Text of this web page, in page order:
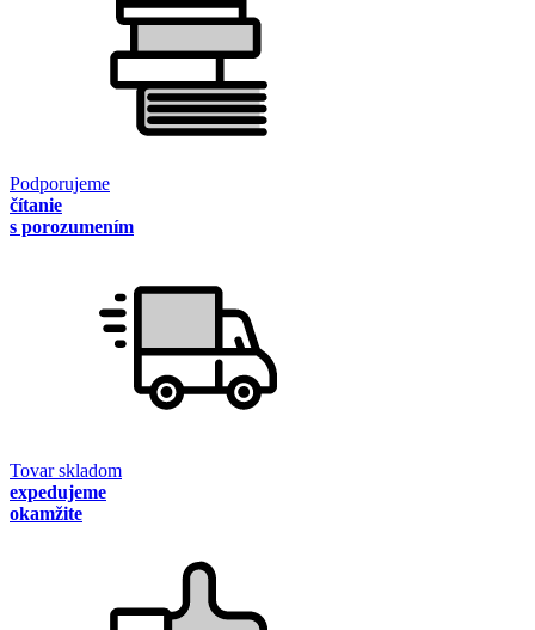
Podporujeme
čítanie
s porozumením
Tovar skladom
expedujeme
okamžite